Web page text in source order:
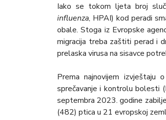
Iako se tokom ljeta broj
influenza, HPAI) kod peradi
obale. Stoga iz Evropske
migracija treba zaštiti perad i
prelaska virusa na sisavce
Prema najnovijem izvještaju
sprečavanje i kontrolu bolesti
septembra 2023. godine
(482) ptica u 21 evropskoj